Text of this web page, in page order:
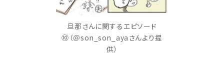
旦那さんに関するエピソード
⑩（＠son_son_ayaさんより提
供）